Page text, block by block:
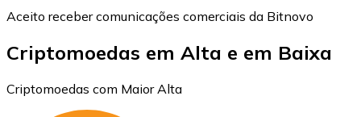
Aceito receber comunicações comerciais da Bitnovo
Criptomoedas em Alta e em Baixa
Criptomoedas com Maior Alta